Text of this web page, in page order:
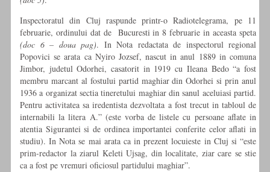
Inspectoratul din Cluj raspunde printr-o Radiotelegrama, pe 11
februarie, ordinului dat de Bucuresti in 8 februarie in aceasta speta
(doc 6 – doua pag). In Nota redactata de inspectorul regional
Popovici se arata ca Nyiro Jozsef, nascut in anul 1889 in comuna
Jimbor, judetul Odorhei, casatorit in 1919 cu Ileana Bedo “a fost
membru marcant al fostului partid maghiar din Odorhei si prin anul
1936 a organizat sectia tineretului maghiar din sanul aceluiasi partid.
Pentru activitatea sa iredentista dezvoltata a fost trecut in tabloul de
internabili la litera A.” (este vorba de listele cu persoane aflate in
atentia Sigurantei si de ordinea importantei conferite celor aflati in
studiu). In Nota se mai arata ca in prezent locuieste in Cluj si “este
prim-redactor la ziarul Keleti Ujsag, din localitate, ziar care se stie
ca a fost pe vremuri oficiosul partidului maghiar”.